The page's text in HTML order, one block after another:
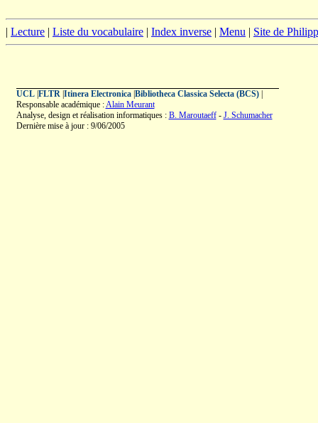
| Lecture | Liste du vocabulaire | Index inverse | Menu | Site de
UCL| FLTR| Itinera Electronica| Bibliotheca Classica Selecta (BCS)|
Responsable académique :Alain Meurant
Analyse, design et réalisation informatiques : B. Maroutaeff- J. Schumacher
Dernière mise à jour : 9/06/2005